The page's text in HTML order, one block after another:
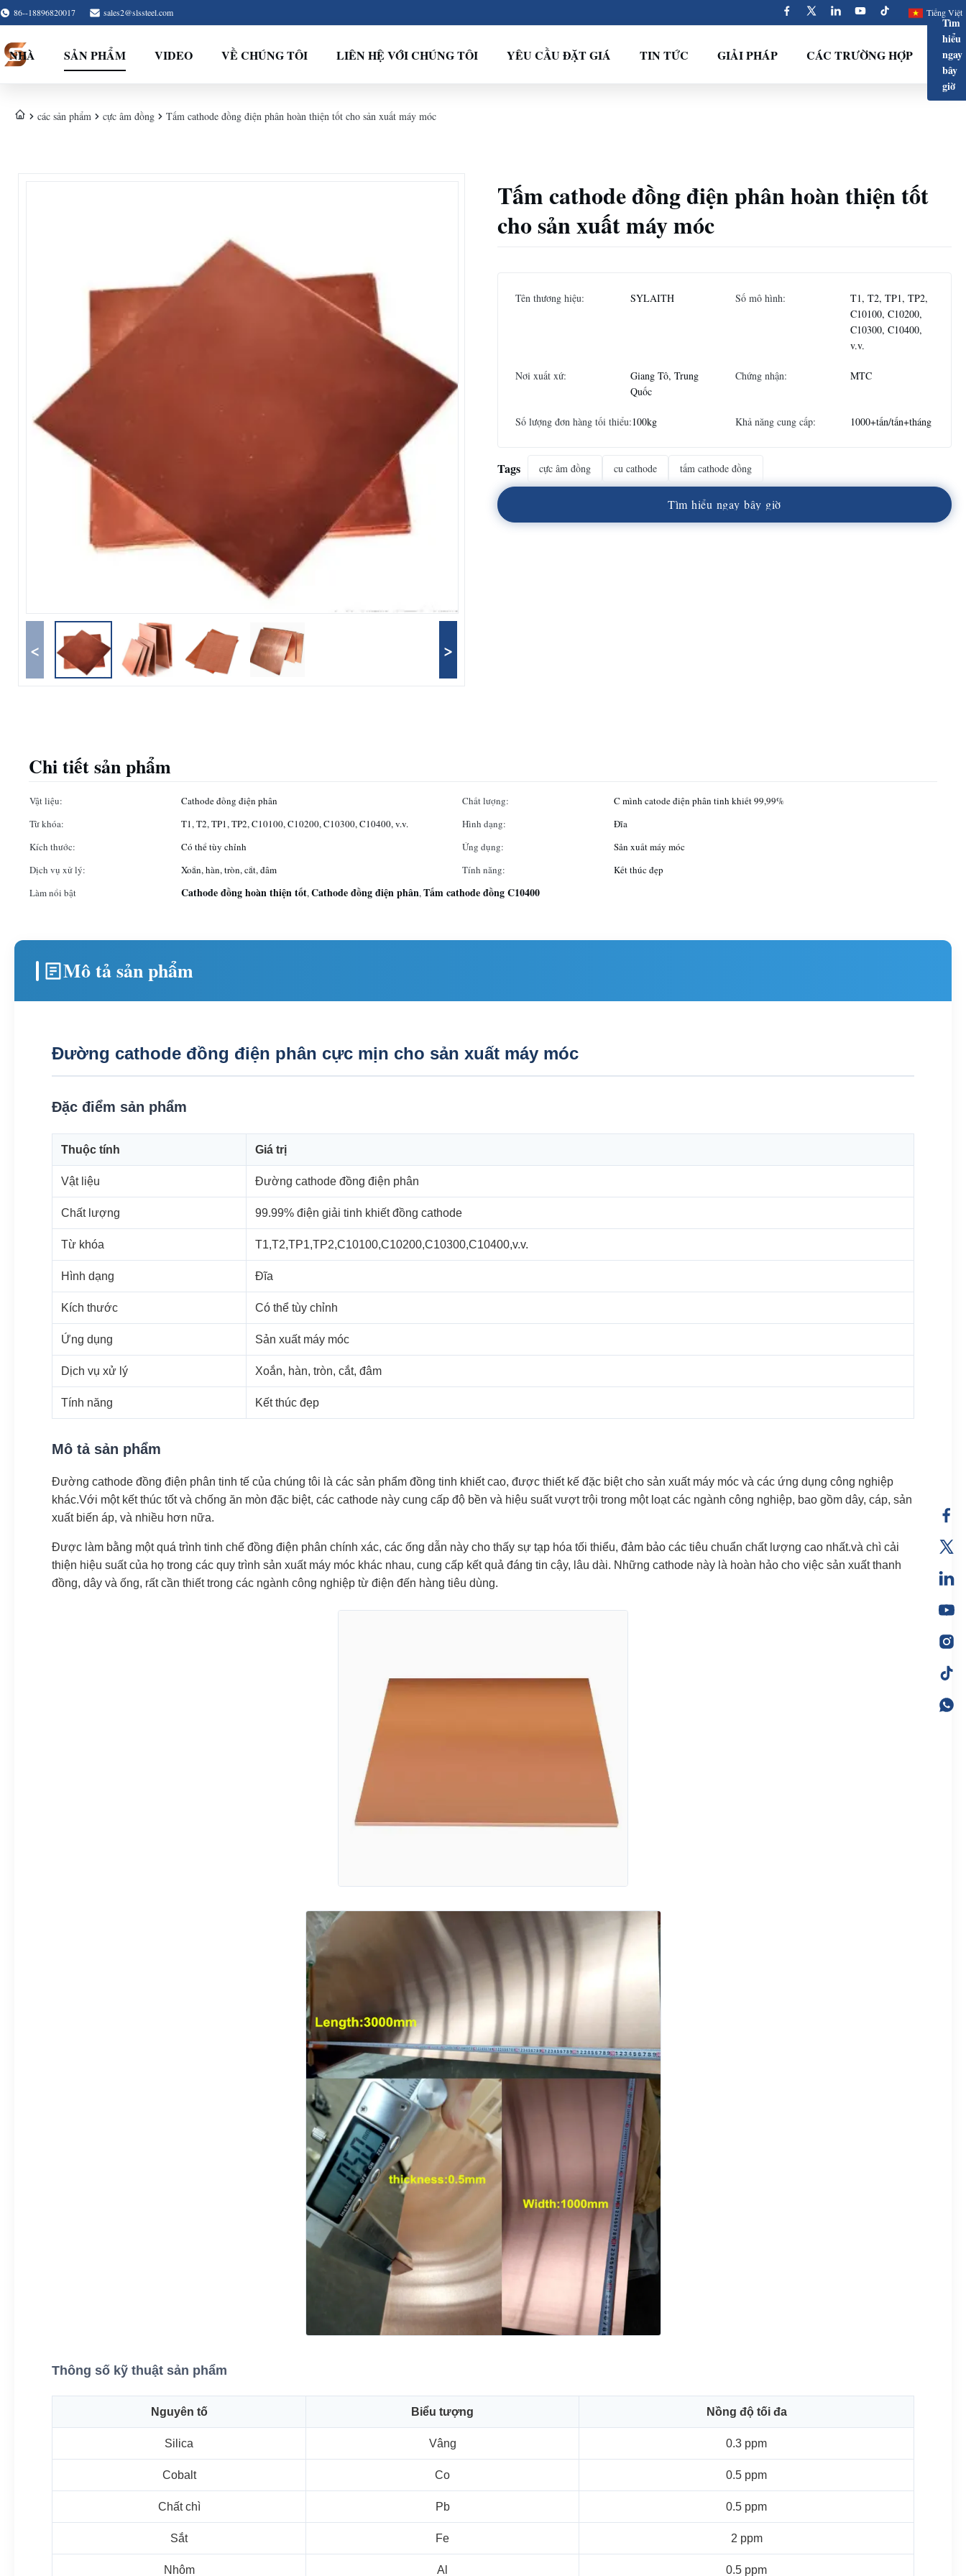
86--18896820017 sales2@slssteel.com Tiếng Việt
NHÀ SẢN PHẨM VIDEO VỀ CHÚNG TÔI LIÊN HỆ VỚI CHÚNG TÔI YÊU CẦU ĐẶT GIÁ TIN TỨC GIẢI PHÁP CÁC TRƯỜNG HỢP
Tìm
hiểu
ngay
bây
giờ
các sản phẩm cực âm đồng Tấm cathode đồng điện phân hoàn thiện tốt cho sản xuất máy móc
< >
Tấm cathode đồng điện phân hoàn thiện tốt
cho sản xuất máy móc
Tên thương hiệu: SYLAITH Số mô hình:
T1, T2, TP1, TP2,
C10100, C10200,
C10300, C10400,
v.v.
Nơi xuất xứ:
Giang Tô, Trung
Quốc
Chứng nhận: MTC
Số lượng đơn hàng tối thiểu:100kg Khả năng cung cấp: 1000+tấn/tấn+tháng
Tags cực âm đồng cu cathode tấm cathode đồng
Tìm hiểu ngay bây giờ
Chi tiết sản phẩm
Vật liệu: Cathode đồng điện phân Chất lượng:
C mình catode điện phân tinh khiết 99,99%
Từ khóa:
T1, T2, TP1, TP2, C10100, C10200, C10300, C10400, v.v. Hình dạng:
Đĩa
Kích thước:
Có thể tùy chỉnh Ứng dụng:
Sản xuất máy móc
Dịch vụ xử lý:
Xoắn, hàn, tròn, cắt, đâm Tính năng:
Kết thúc đẹp
Làm nổi bật
Cathode đồng hoàn thiện tốt,Cathode đồng điện phân,Tấm cathode đồng C10400
Mô tả sản phẩm
Đường cathode đồng điện phân cực mịn cho sản xuất máy móc
Đặc điểm sản phẩm
Thuộc tính Giá trị
Vật liệu Đường cathode đồng điện phân
Chất lượng 99.99% điện giải tinh khiết đồng cathode
Từ khóa T1,T2,TP1,TP2,C10100,C10200,C10300,C10400,v.v.
Hình dạng Đĩa
Kích thước Có thể tùy chỉnh
Ứng dụng Sản xuất máy móc
Dịch vụ xử lý Xoắn, hàn, tròn, cắt, đâm
Tính năng Kết thúc đẹp
Mô tả sản phẩm
Đường cathode đồng điện phân tinh tế của chúng tôi là các sản phẩm đồng tinh khiết cao, được thiết kế đặc biệt cho sản xuất máy móc và các ứng dụng công nghiệp
khác.Với một kết thúc tốt và chống ăn mòn đặc biệt, các cathode này cung cấp độ bền và hiệu suất vượt trội trong một loạt các ngành công nghiệp, bao gồm dây, cáp, sản
xuất biến áp, và nhiều hơn nữa.
Được làm bằng một quá trình tinh chế đồng điện phân chính xác, các ống dẫn này cho thấy sự tạp hóa tối thiểu, đảm bảo các tiêu chuẩn chất lượng cao nhất.và chì cải
thiện hiệu suất của họ trong các quy trình sản xuất máy móc khác nhau, cung cấp kết quả đáng tin cậy, lâu dài. Những cathode này là hoàn hảo cho việc sản xuất thanh
đồng, dây và ống, rất cần thiết trong các ngành công nghiệp từ điện đến hàng tiêu dùng.
Thông số kỹ thuật sản phẩm
Nguyên tố Biểu tượng Nồng độ tối đa
Silica Vâng 0.3 ppm
Cobalt Co 0.5 ppm
Chất chì Pb 0.5 ppm
Sắt Fe 2 ppm
Nhôm Al 0.5 ppm